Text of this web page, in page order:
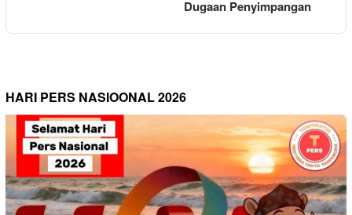
Dugaan Penyimpangan
HARI PERS NASIOONAL 2026